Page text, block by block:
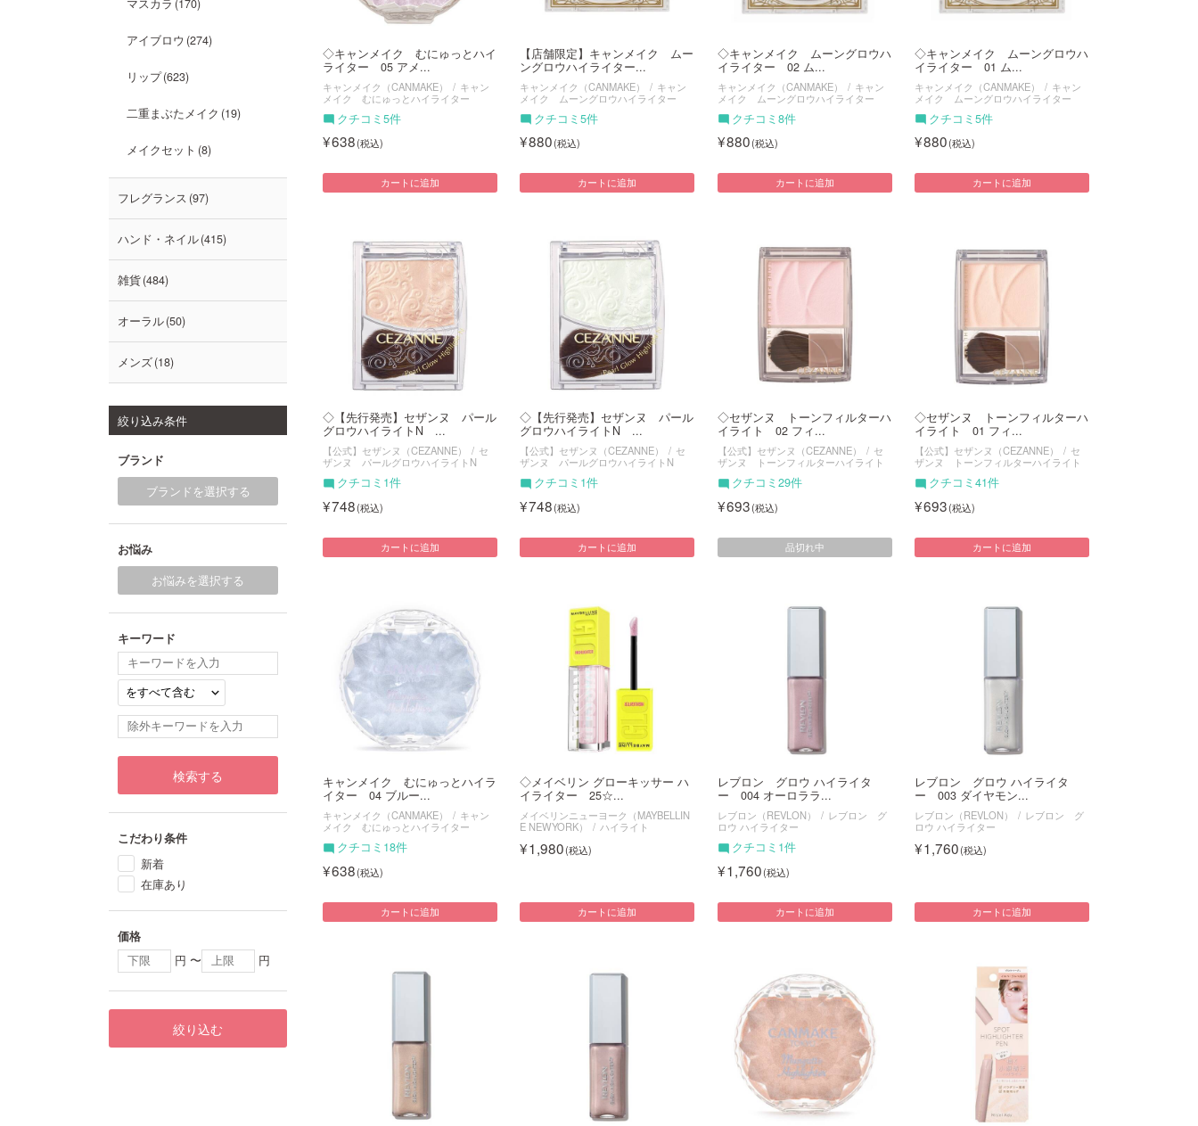
◇キャンメイク むにゅっとハイ
ライター 05 アメ...
キャンメイク（CANMAKE）
キャン
メイク むにゅっとハイライター
クチコミ5件
638
カートに追加
【店舗限定】キャンメイク ムー
ングロウハイライター...
キャンメイク（CANMAKE）
キャン
メイク ムーングロウハイライター
クチコミ5件
880
カートに追加
◇キャンメイク ムーングロウハ
イライター 02 ム...
キャンメイク（CANMAKE）
キャン
メイク ムーングロウハイライター
クチコミ8件
880
カートに追加
◇キャンメイク ムーングロウハ
イライター 01 ム...
キャンメイク（CANMAKE）
キャン
メイク ムーングロウハイライター
クチコミ5件
880
カートに追加
◇【先行発売】セザンヌ パール
グロウハイライトN ...
【公式】セザンヌ（CEZANNE）
セ
ザンヌ パールグロウハイライトN
クチコミ1件
748
カートに追加
◇【先行発売】セザンヌ パール
グロウハイライトN ...
【公式】セザンヌ（CEZANNE）
セ
ザンヌ パールグロウハイライトN
クチコミ1件
748
カートに追加
◇セザンヌ トーンフィルターハ
イライト 02 フィ...
【公式】セザンヌ（CEZANNE）
セ
ザンヌ トーンフィルターハイライト
クチコミ29件
693
品切れ中
◇セザンヌ トーンフィルターハ
イライト 01 フィ...
【公式】セザンヌ（CEZANNE）
セ
ザンヌ トーンフィルターハイライト
クチコミ41件
693
カートに追加
キャンメイク むにゅっとハイラ
イター 04 ブルー...
キャンメイク（CANMAKE）
キャン
メイク むにゅっとハイライター
クチコミ18件
638
カートに追加
◇メイベリン グローキッサー ハ
イライター 25☆...
メイベリンニューヨーク（MAYBELLIN
E NEWYORK）
ハイライト
1,980
カートに追加
レブロン グロウ ハイライタ
ー 004 オーロララ...
レブロン（REVLON）
レブロン グ
ロウ ハイライター
クチコミ1件
1,760
カートに追加
レブロン グロウ ハイライタ
ー 003 ダイヤモン...
レブロン（REVLON）
レブロン グ
ロウ ハイライター
1,760
カートに追加
マスカラ 170
アイブロウ 274
リップ 623
二重まぶたメイク 19
メイクセット 8
フレグランス 97
ハンド・ネイル 415
雑貨 484
オーラル 50
メンズ 18
絞り込み条件
ブランド
ブランドを選択する
お悩み
お悩みを選択する
キーワード
検索する
こだわり条件
新着
在庫あり
価格
円 〜 円
絞り込む